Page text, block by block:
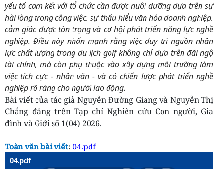
yếu tố cam kết với tổ chức cần được nuôi dưỡng dựa trên sự
hài lòng trong công việc, sự thấu hiểu văn hóa doanh nghiệp,
cảm giác được tôn trọng và cơ hội phát triển năng lực nghề
nghiệp. Điều này nhấn mạnh rằng việc duy trì nguồn nhân
lực chất lượng trong du lịch golf không chỉ dựa trên đãi ngộ
tài chính, mà còn phụ thuộc vào xây dựng môi trường làm
việc tích cực - nhân văn - và có chiến lược phát triển nghề
nghiệp rõ ràng cho người lao động.
Bài viết của tác giả Nguyễn Đường Giang và Nguyễn Thị
Chắng đăng trên Tạp chí Nghiên cứu Con người, Gia
đình và Giới số 1(04) 2026.
Toàn văn bài viết: 04.pdf